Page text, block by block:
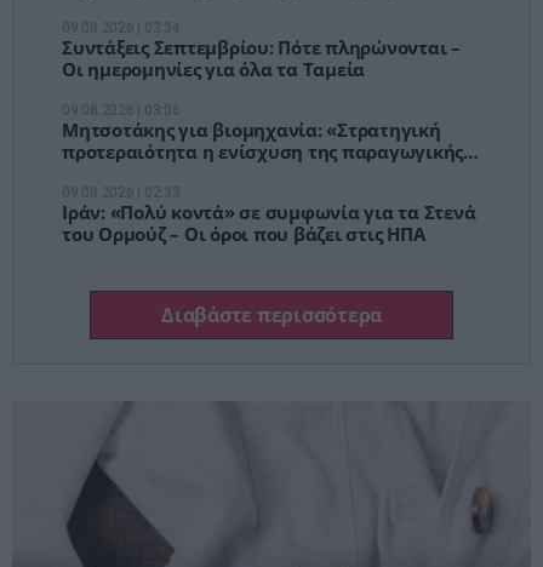
Συντάξεις Σεπτεμβρίου: Πότε πληρώνονται –
Οι ημερομηνίες για όλα τα Ταμεία
Μητσοτάκης για βιομηχανία: «Στρατηγική
προτεραιότητα η ενίσχυση της παραγωγικής
Ιράν: «Πολύ κοντά» σε συμφωνία για τα Στενά
του Ορμούζ – Οι όροι που βάζει στις ΗΠΑ
Διαβάστε περισσότερα